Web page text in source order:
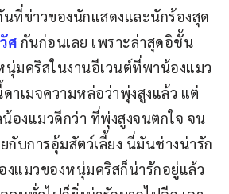
นที่ข่าวของนักแสดงและนักร้องสุด
ศ กันก่อนเลย เพราะล่าสุดอิชั้น
นุ่มคริสในงานอีเวนต์ที่พาน้องแมว
าเมจความหล่อว่าพุ่งสูงแล้ว แต่
องแมวดีกว่า ที่พุ่งสูงจนตกใจ จน
กับการอุ้มสัตว์เลี้ยง นี่มันช่างน่ารัก
งแมวของหนุ่มคริสก็น่ารักอยู่แล้ว